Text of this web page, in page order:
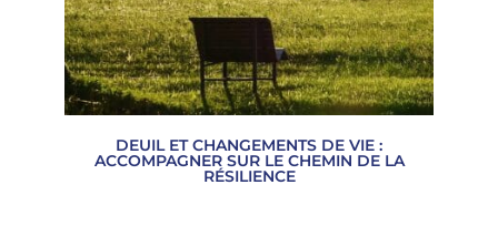
DEUIL ET CHANGEMENTS DE VIE :
ACCOMPAGNER SUR LE CHEMIN DE LA
RÉSILIENCE